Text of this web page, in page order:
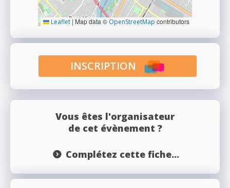
Leaflet |Map data ©OpenStreetMap contributors
INSCRIPTION
Vous êtes l'organisateur
de cet évènement ?
Complétez cette fiche...